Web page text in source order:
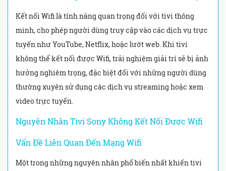
Kết nối Wifi là tính năng quan trọng đối với tivi thông
minh, cho phép người dùng truy cập vào các dịch vụ trực
tuyến như YouTube, Netflix, hoặc lướt web. Khi tivi
không thể kết nối được Wifi, trải nghiệm giải trí sẽ bị ảnh
hưởng nghiêm trọng, đặc biệt đối với những người dùng
thường xuyên sử dụng các dịch vụ streaming hoặc xem
video trực tuyến.
Nguyên Nhân Tivi Sony Không Kết Nối Được Wifi
Vấn Đề Liên Quan Đến Mạng Wifi
Một trong những nguyên nhân phổ biến nhất khiến tivi